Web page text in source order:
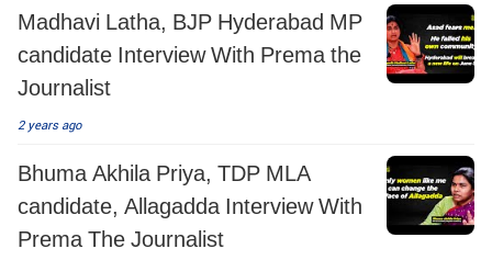
Madhavi Latha, BJP Hyderabad MP
candidate Interview With Prema the
Journalist
2 years ago
Bhuma Akhila Priya, TDP MLA
candidate, Allagadda Interview With
Prema The Journalist